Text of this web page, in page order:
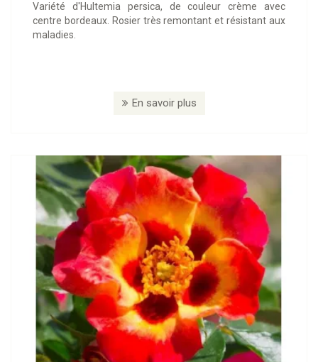
Variété d'Hultemia persica, de couleur crème avec
centre bordeaux. Rosier très remontant et résistant aux
maladies.
En savoir plus